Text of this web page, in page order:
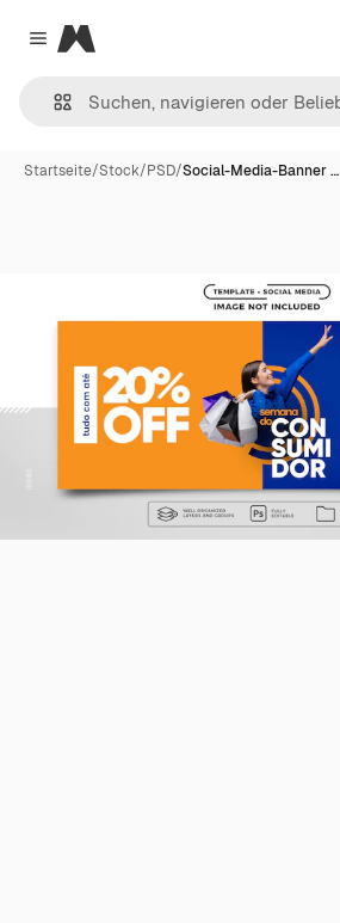
Close menu
Magnific
Startseite/Stock/PSD/Social-Media-Banner …